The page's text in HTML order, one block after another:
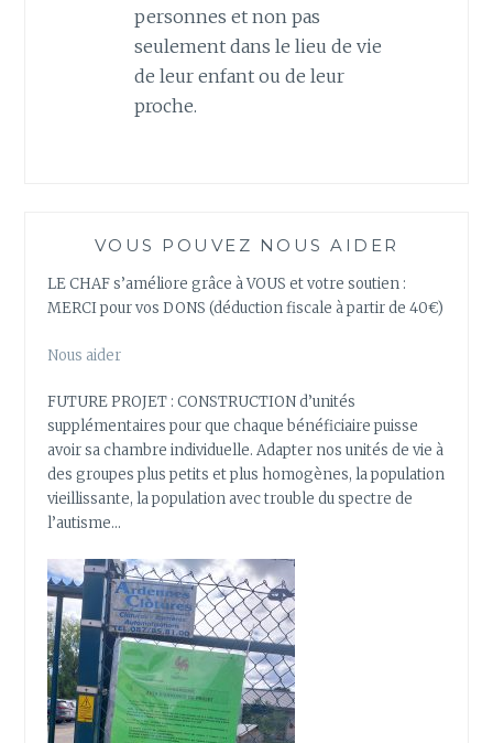
personnes et non pas
seulement dans le lieu de vie
de leur enfant ou de leur
proche.
VOUS POUVEZ NOUS AIDER
LE CHAF s’améliore grâce à VOUS et votre soutien :
MERCI pour vos DONS (déduction fiscale à partir de 40€)
Nous aider
FUTURE PROJET : CONSTRUCTION d’unités
supplémentaires pour que chaque bénéficiaire puisse
avoir sa chambre individuelle. Adapter nos unités de vie à
des groupes plus petits et plus homogènes, la population
vieillissante, la population avec trouble du spectre de
l’autisme…